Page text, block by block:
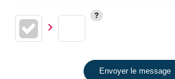
Envoyer le message